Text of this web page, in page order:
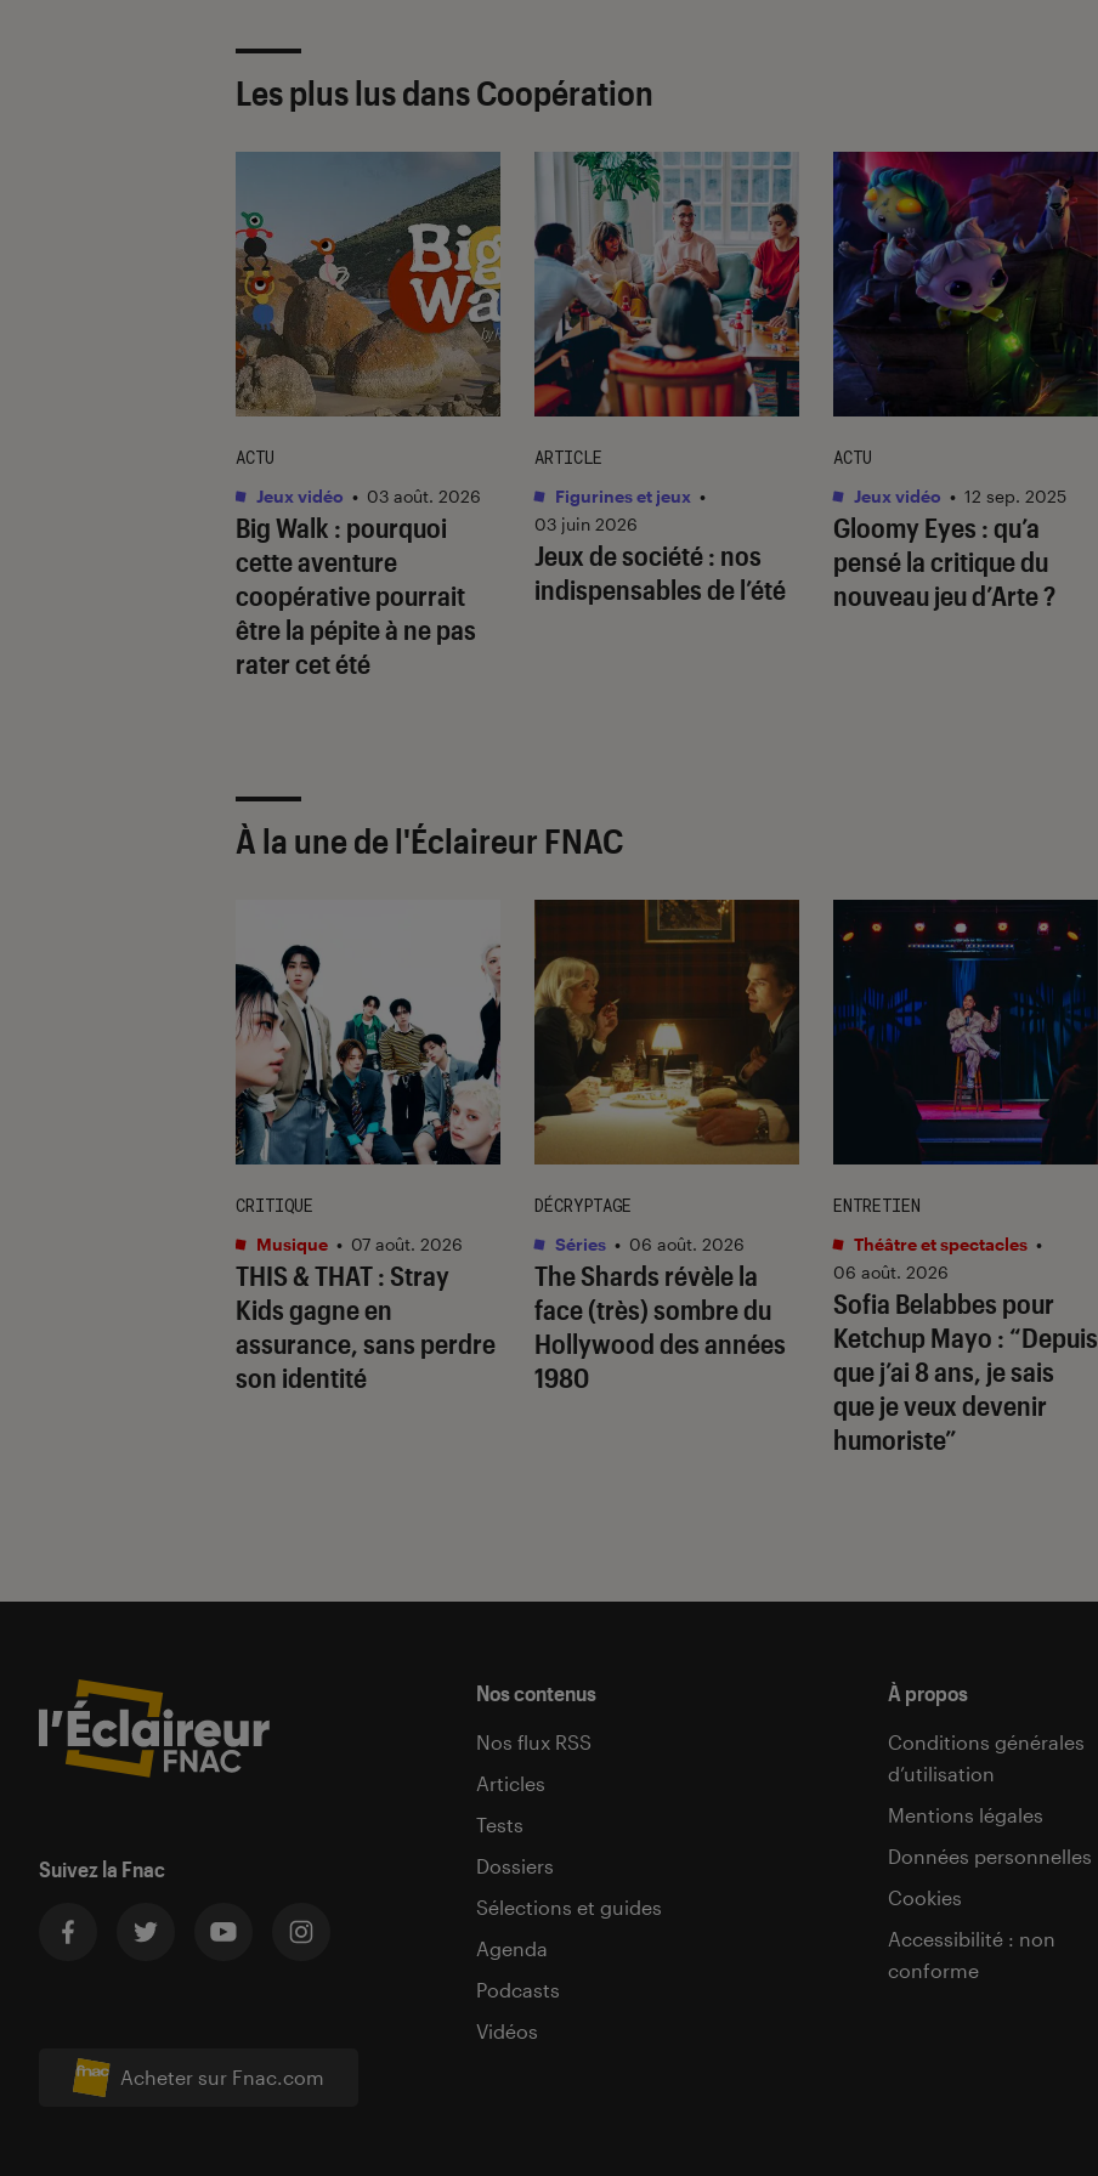
Les plus lus dans Coopération
Big Walk : pourquoi
cette aventure
coopérative pourrait
être la pépite à ne pas
rater cet été
ACTU
Jeux vidéo • 03 août. 2026
Jeux de société : nos
indispensables de l’été
ARTICLE
Figurines et jeux •
03 juin 2026
Gloomy Eyes : qu’a
pensé la critique du
nouveau jeu d’Arte ?
ACTU
Jeux vidéo • 12 sep. 2025
À la une de l'Éclaireur FNAC
THIS & THAT: Stray
Kids gagne en
assurance, sans perdre
son identité
CRITIQUE
Musique • 07 août. 2026
The Shards révèle la
face (très) sombre du
Hollywood des années
1980
DÉCRYPTAGE
Séries • 06 août. 2026
Sofia Belabbes pour
Ketchup Mayo : “Depuis
que j’ai 8 ans, je sais
que je veux devenir
humoriste”
ENTRETIEN
Théâtre et spectacles •
06 août. 2026
Suivez la Fnac
Acheter sur Fnac.com
Nos contenus
Nos flux RSS
Articles
Tests
Dossiers
Sélections et guides
Agenda
Podcasts
Vidéos
À propos
Conditions générales
d’utilisation
Mentions légales
Données personnelles
Cookies
Accessibilité : non
conforme